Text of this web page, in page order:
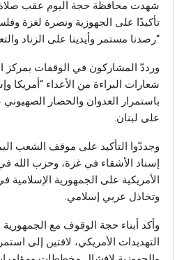
شهدت محافظة حجة اليوم عقب
تأكيدًا على الجهوزية ونصرة لغزة
“رصدنا مستمر وأيدينا على الزناد
ورددّ المشاركون في الوقفات بمركز
شعارات البراءة من الأعداء “أمريكا
باستمرار العدوان والحصار
على لبنان.
وجددّوا التأكيد على موقف الشعب
إسناد الأشقاء في غزة، وحزب الله في
الأمريكية على الجمهورية
وتخاذل عربي إسلامي.
وأكد أبناء حجة الوقوف مع الجمهورية
التهديدات الأمريكي، لافتين إلى